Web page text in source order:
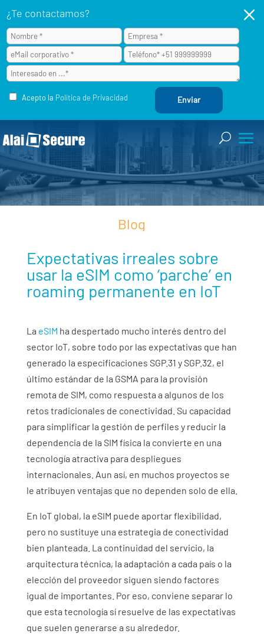
¿Te contactamos?
Acepto la Política de Privacidad
M
Blog
Expectativas irreales sobre
usar la eSIM como ‘parche’ en
roaming permanente en IoT
La eSIM ha despertado mucho interés dentro del
sector IoT, sobre todo por las expectativas que han
generado la especificaciones SGP.31 y SGP.32, el
último estándar de la GSMA para la provisión
remota de SIM, como respuesta a algunos de los
retos tradicionales de conectividad . Su capacidad
para simplificar la gestión de perfiles y reducir la
dependencia de la SIM física la convierte en una
tecnología atractiva para despliegues
internacionales. Aun así, en muchos proyectos se
le atribuyen ventajas que no dependen solo de ella.
En IoT global, la eSIM puede aportar flexibilidad,
pero no sustituye una estrategia de conectividad
bien planteada. La continuidad del servicio, la
arquitectura técnica, la adaptación a cada país o la
elección del proveedor siguen siendo factores
igual de importantes. Por eso, conviene separar lo
que esta tecnología sí resuelve de las expectativas
que suelen generarse a su alrededor.